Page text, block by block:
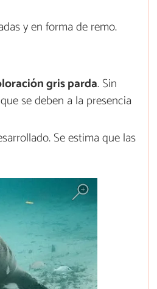
y en forma de remo.
gris parda. Sin
se deben a la presencia
Se estima que las